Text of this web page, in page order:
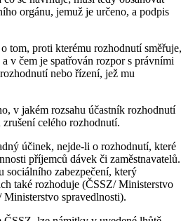
orgánu, jemuž je určeno, a podpis
tom, proti kterému rozhodnutí směřuje,
v čem je spatřován rozpor s právními
nebo řízení, jež mu
v jakém rozsahu účastník rozhodnutí
zrušení celého rozhodnutí.
účinek, nejde-li o rozhodnutí, které
příjemců dávek či zaměstnavatelů.
sociálního zabezpečení, který
také rozhoduje (ČSSZ/ Ministerstvo
spravedlnosti).